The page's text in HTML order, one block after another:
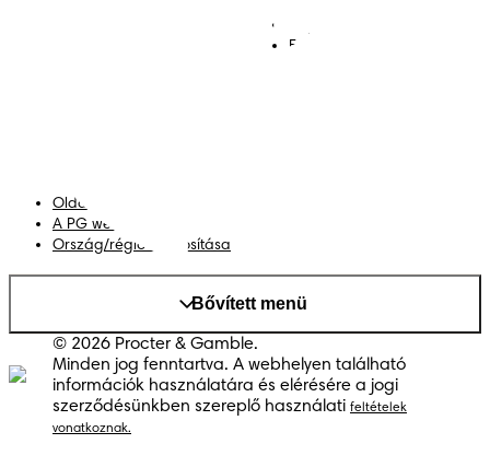
Felhasználási feltételek
Oldaltérkép
A PG weboldala
Ország/régió módosítása
Bővített menü
© 2026 Procter & Gamble.
Minden jog fenntartva. A webhelyen található
információk használatára és elérésére a jogi
szerződésünkben szereplő használati feltételek
vonatkoznak.